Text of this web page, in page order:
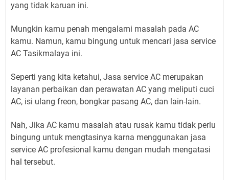
yang tidak karuan ini.
Mungkin kamu penah mengalami masalah pada AC
kamu. Namun, kamu bingung untuk mencari jasa service
AC Tasikmalaya ini.
Seperti yang kita ketahui, Jasa service AC merupakan
layanan perbaikan dan perawatan AC yang meliputi cuci
AC, isi ulang freon, bongkar pasang AC, dan lain-lain.
Nah, Jika AC kamu masalah atau rusak kamu tidak perlu
bingung untuk mengtasinya karna menggunakan jasa
service AC profesional kamu dengan mudah mengatasi
hal tersebut.